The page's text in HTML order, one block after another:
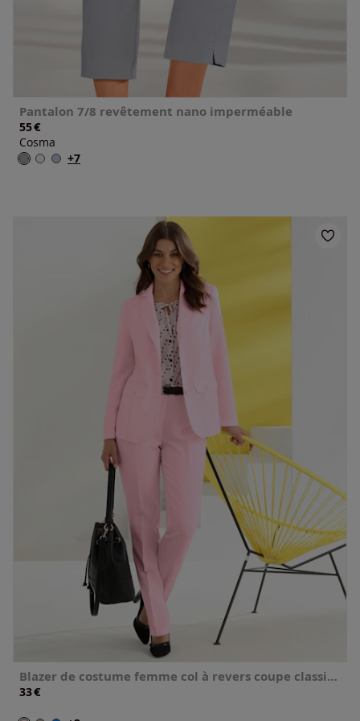
Pantalon 7/8 revêtement nano imperméable
55€
Cosma
+7
Blazer de costume femme col à revers coupe classique
33€